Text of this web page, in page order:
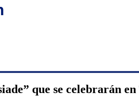
que se celebrarán